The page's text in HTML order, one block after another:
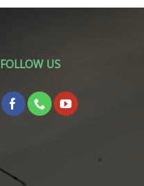
FOLLOW US